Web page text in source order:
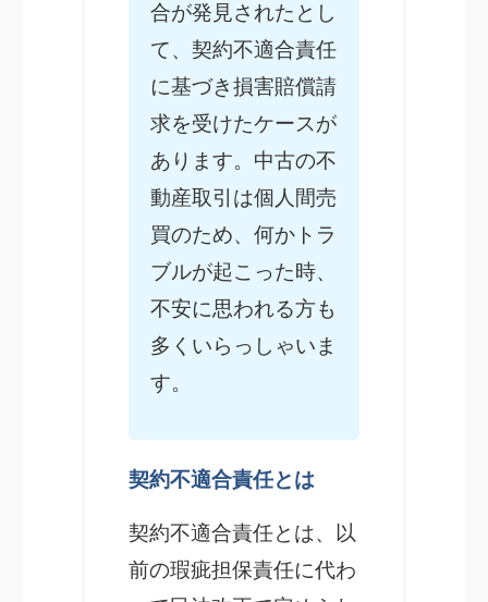
合が発見されたとし
て、契約不適合責任
に基づき損害賠償請
求を受けたケースが
あります。中古の不
動産取引は個人間売
買のため、何かトラ
ブルが起こった時、
不安に思われる方も
多くいらっしゃいま
す。
契約不適合責任とは
契約不適合責任とは、以
前の瑕疵担保責任に代わ